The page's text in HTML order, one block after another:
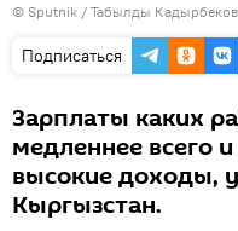
© Sputnik / Табылды Кадырбеков
Подписаться
Зарплаты каких
медленнее всего
высокие доходы,
Кыргызстан.